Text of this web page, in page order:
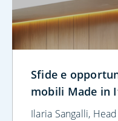
Sfide e
mobili Made in
Ilaria Sangalli,